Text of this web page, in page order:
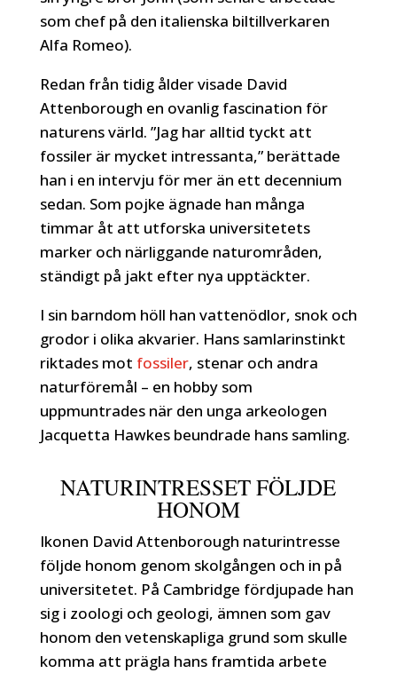
som chef på den italienska biltillverkaren
Alfa Romeo).
Redan från tidig ålder visade David
Attenborough en ovanlig fascination för
naturens värld. ”Jag har alltid tyckt att
fossiler är mycket intressanta,” berättade
han i en intervju för mer än ett decennium
sedan. Som pojke ägnade han många
timmar åt att utforska universitetets
marker och närliggande naturområden,
ständigt på jakt efter nya upptäckter.
I sin barndom höll han vattenödlor, snok och
grodor i olika akvarier. Hans samlarinstinkt
riktades mot fossiler, stenar och andra
naturföremål – en hobby som
uppmuntrades när den unga arkeologen
Jacquetta Hawkes beundrade hans samling.
NATURINTRESSET FÖLJDE
HONOM
Ikonen David Attenborough naturintresse
följde honom genom skolgången och in på
universitetet. På Cambridge fördjupade han
sig i zoologi och geologi, ämnen som gav
honom den vetenskapliga grund som skulle
komma att prägla hans framtida arbete